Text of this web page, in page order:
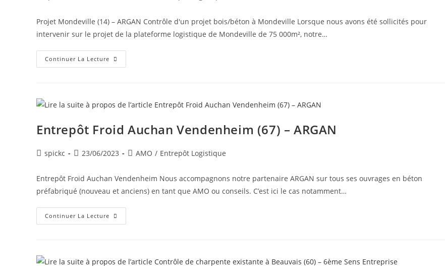
Projet Mondeville (14) – ARGAN Contrôle d'un projet bois/béton à Mondeville ​​Lorsque nous avons été sollicités pour
intervenir sur le projet de la plateforme logistique de Mondeville de 75 000m², notre…
Continuer La Lecture
Entrepôt Froid Auchan Vendenheim (67) – ARGAN
spickc 23/06/2023 AMO / Entrepôt Logistique
Entrepôt Froid Auchan Vendenheim Nous accompagnons notre partenaire ARGAN sur tous ses ouvrages en béton
préfabriqué (nouveau et anciens) en tant que AMO ou conseils. C’est ici le cas notamment…
Continuer La Lecture